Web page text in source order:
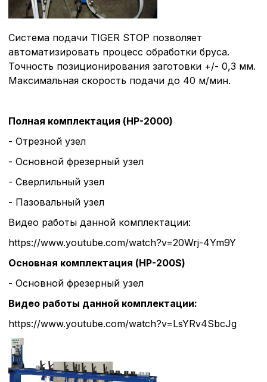
Система подачи TIGER STOP позволяет
автоматизировать процесс обработки бруса.
Точность позиционирования заготовки +/- 0,3 мм.
Максимальная скорость подачи до 40 м/мин.
Полная комплектация (HP-2000)
- Отрезной узел
- Основной фрезерный узел
- Сверлильный узел
- Пазовальный узел
Видео работы данной комплектации:
https://www.youtube.com/watch?v=20Wrj-4Ym9Y
Основная комплектация (HP-200S)
- Основной фрезерный узел
Видео работы данной комплектации:
https://www.youtube.com/watch?v=LsYRv4SbcJg
Внимание:
cookie файлов не
определять
пользователей
наиболее и наименее
исходя из